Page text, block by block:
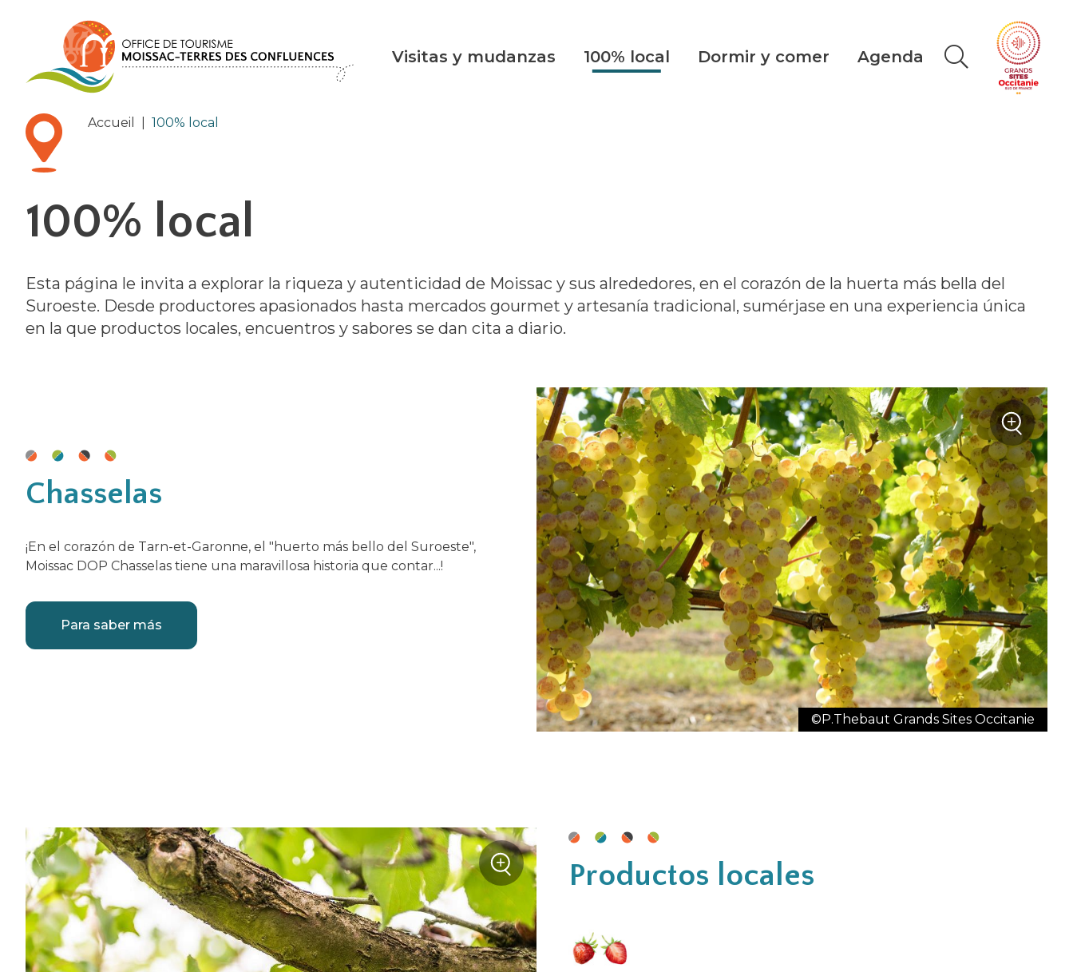
Visitas y mudanzas 100% local Dormir y comer Agenda
Accueil 100% local
100% local
Esta página le invita a explorar la riqueza y autenticidad de Moissac y sus alrededores, en el corazón de la huerta más bella del
Suroeste. Desde productores apasionados hasta mercados gourmet y artesanía tradicional, sumérjase en una experiencia única
en la que productos locales, encuentros y sabores se dan cita a diario.
Chasselas
¡En el corazón de Tarn-et-Garonne, el "huerto más bello del Suroeste",
Moissac DOP Chasselas tiene una maravillosa historia que contar...!
Para saber más
©P.Thebaut Grands Sites Occitanie
Zoom
+
Productos locales
+